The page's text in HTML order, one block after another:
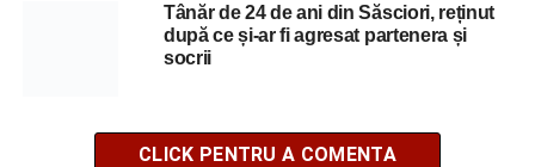
Tânăr de 24 de ani din Săsciori, reținut
după ce și-ar fi agresat partenera și
socrii
CLICK PENTRU A COMENTA